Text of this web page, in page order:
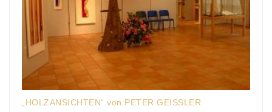
„HOLZANSICHTEN“ von PETER GEISSLER